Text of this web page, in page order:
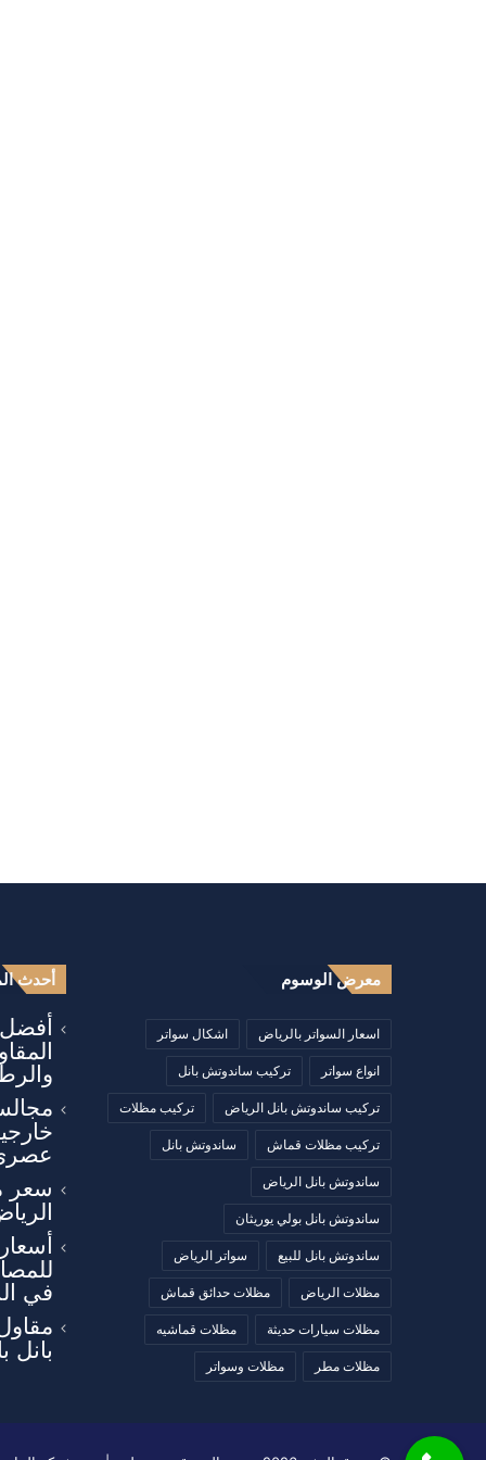
معرض الوسوم
اسعار السواتر بالرياض اشكال سواتر
انواع سواتر تركيب ساندوتش بانل
تركيب ساندوتش بانل الرياض تركيب مظلات
تركيب مظلات قماش ساندوتش بانل
ساندوتش بانل الرياض
ساندوتش بانل بولي يوريثان
ساندوتش بانل للبيع سواتر الرياض
مظلات الرياض مظلات حدائق قماش
مظلات سيارات حديثة مظلات قماشيه
مظلات مطر مظلات وسواتر
أحدث
أفضل
سعر
في
بانل